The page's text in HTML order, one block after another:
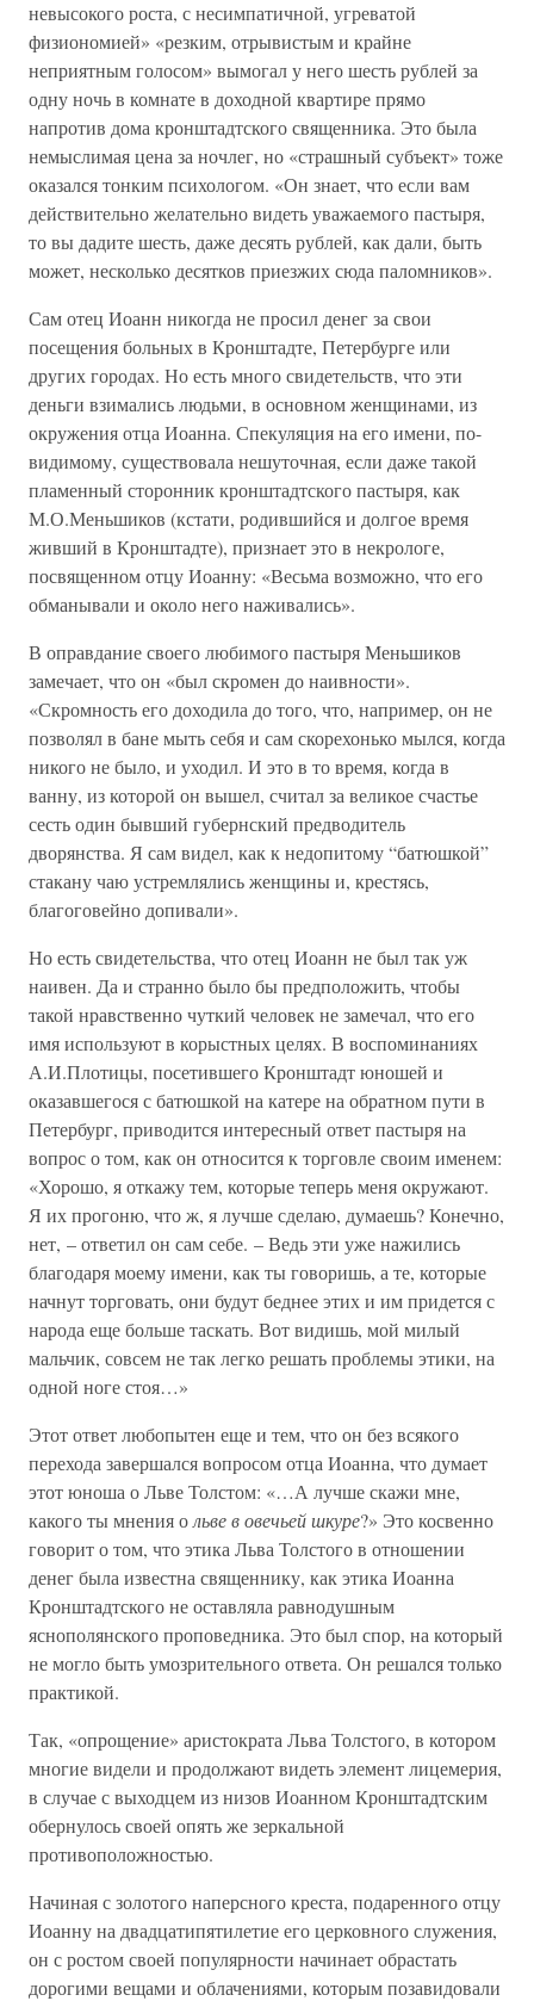
невысокого роста, с несимпатичной, угреватой
физиономией» «резким, отрывистым и крайне
неприятным голосом» вымогал у него шесть рублей за
одну ночь в комнате в доходной квартире прямо
напротив дома кронштадтского священника. Это была
немыслимая цена за ночлег, но «страшный субъект» тоже
оказался тонким психологом. «Он знает, что если вам
действительно желательно видеть уважаемого пастыря,
то вы дадите шесть, даже десять рублей, как дали, быть
может, несколько десятков приезжих сюда паломников».
Сам отец Иоанн никогда не просил денег за свои
посещения больных в Кронштадте, Петербурге или
других городах. Но есть много свидетельств, что эти
деньги взимались людьми, в основном женщинами, из
окружения отца Иоанна. Спекуляция на его имени, по-
видимому, существовала нешуточная, если даже такой
пламенный сторонник кронштадтского пастыря, как
М.О.Меньшиков (кстати, родившийся и долгое время
живший в Кронштадте), признает это в некрологе,
посвященном отцу Иоанну: «Весьма возможно, что его
обманывали и около него наживались».
В оправдание своего любимого пастыря Меньшиков
замечает, что он «был скромен до наивности».
«Скромность его доходила до того, что, например, он не
позволял в бане мыть себя и сам скорехонько мылся, когда
никого не было, и уходил. И это в то время, когда в
ванну, из которой он вышел, считал за великое счастье
сесть один бывший губернский предводитель
дворянства. Я сам видел, как к недопитому “батюшкой”
стакану чаю устремлялись женщины и, крестясь,
благоговейно допивали».
Но есть свидетельства, что отец Иоанн не был так уж
наивен. Да и странно было бы предположить, чтобы
такой нравственно чуткий человек не замечал, что его
имя используют в корыстных целях. В воспоминаниях
А.И.Плотицы, посетившего Кронштадт юношей и
оказавшегося с батюшкой на катере на обратном пути в
Петербург, приводится интересный ответ пастыря на
вопрос о том, как он относится к торговле своим именем:
«Хорошо, я откажу тем, которые теперь меня окружают.
Я их прогоню, что ж, я лучше сделаю, думаешь? Конечно,
нет, – ответил он сам себе. – Ведь эти уже нажились
благодаря моему имени, как ты говоришь, а те, которые
начнут торговать, они будут беднее этих и им придется с
народа еще больше таскать. Вот видишь, мой милый
мальчик, совсем не так легко решать проблемы этики, на
одной ноге стоя…»
Этот ответ любопытен еще и тем, что он без всякого
перехода завершался вопросом отца Иоанна, что думает
этот юноша о Льве Толстом: «…А лучше скажи мне,
какого ты мнения ольве в овечьей шкуре?» Это косвенно
говорит о том, что этика Льва Толстого в отношении
денег была известна священнику, как этика Иоанна
Кронштадтского не оставляла равнодушным
яснополянского проповедника. Это был спор, на который
не могло быть умозрительного ответа. Он решался только
практикой.
Так, «опрощение» аристократа Льва Толстого, в котором
многие видели и продолжают видеть элемент лицемерия,
в случае с выходцем из низов Иоанном Кронштадтским
обернулось своей опять же зеркальной
противоположностью.
Начиная с золотого наперсного креста, подаренного отцу
Иоанну на двадцатипятилетие его церковного служения,
он с ростом своей популярности начинает обрастать
дорогими вещами и облачениями, которым позавидовали